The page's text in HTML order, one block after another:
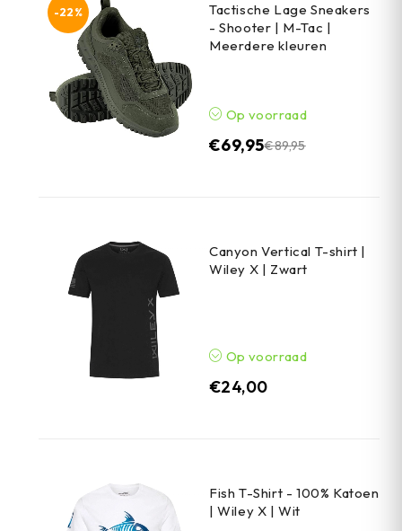
-22%
Tactische Lage Sneakers
- Shooter | M-Tac |
Meerdere kleuren
Op voorraad
€89,95
€69,95
Canyon Vertical T-shirt |
Wiley X | Zwart
Op voorraad
€24,00
Fish T-Shirt - 100% Katoen
| Wiley X | Wit